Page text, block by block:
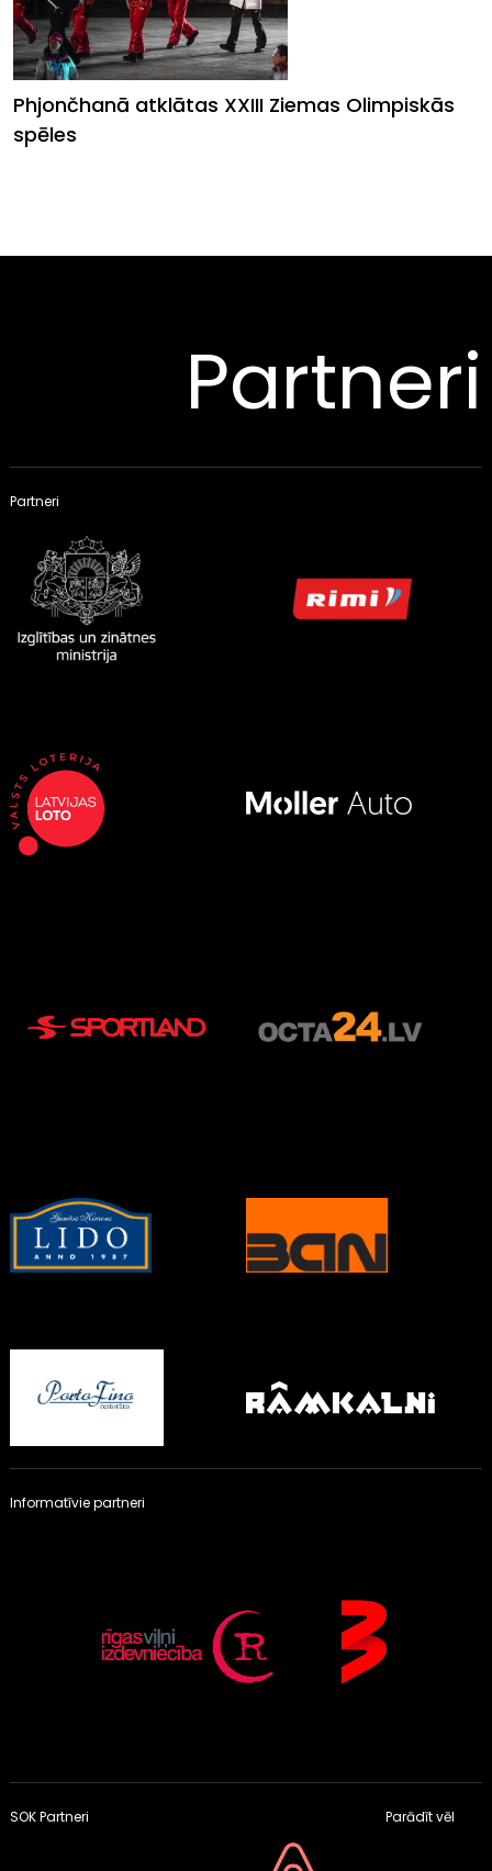
Phjončhanā atklātas XXIII Ziemas Olimpiskās
spēles
Partneri
Partneri
Informatīvie partneri
SOK Partneri Parādīt vēl